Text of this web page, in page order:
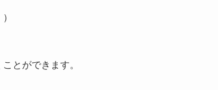
とができます。